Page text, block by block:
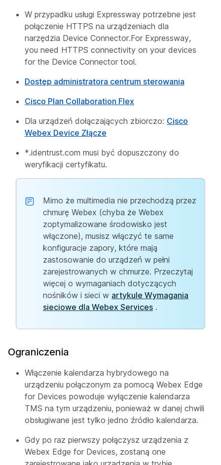
W przypadku usługi Expressway potrzebne jest
połączenie HTTPS na urządzeniach dla
narzędzia Device Connector.For Expressway,
you need HTTPS connectivity on your devices
for the Device Connector tool.
Dostęp administratora centrum sterowania
Cisco Plan Collaboration Flex
Dla urządzeń dołączających zbiorczo: Cisco
Webex Device Złącze
*.identrust.com musi być dopuszczony do
weryfikacji certyfikatu.
Mimo że multimedia nie przechodzą przez
chmurę Webex (chyba że Webex
zoptymalizowane środowisko jest
włączone), musisz włączyć te same
konfiguracje zapory, które mają
zastosowanie do urządzeń w pełni
zarejestrowanych w chmurze. Przeczytaj
więcej o wymaganiach dotyczących
nośników i sieci w artykule Wymagania
sieciowe dla Webex Services .
Ograniczenia
Włączenie kalendarza hybrydowego na
urządzeniu połączonym za pomocą Webex Edge
for Devices powoduje wyłączenie kalendarza
TMS na tym urządzeniu, ponieważ w danej chwili
obsługiwane jest tylko jedno źródło kalendarza.
Gdy po raz pierwszy połączysz urządzenia z
Webex Edge for Devices, zostaną one